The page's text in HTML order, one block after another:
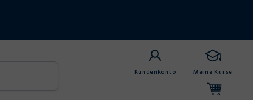
Kundenkonto Meine Kurse